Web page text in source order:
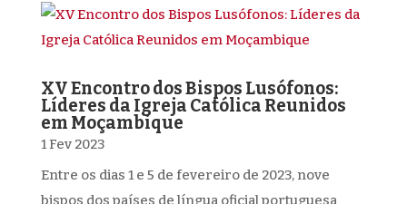
XV Encontro dos Bispos Lusófonos:
Líderes da Igreja Católica Reunidos
em Moçambique
1 Fev 2023
Entre os dias 1 e 5 de fevereiro de 2023, nove
bispos dos países de língua oficial portuguesa